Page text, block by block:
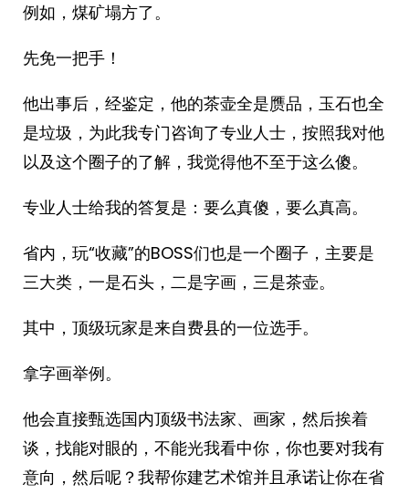
例如，煤矿塌方了。
先免一把手！
他出事后，经鉴定，他的茶壶全是赝品，玉石也全
是垃圾，为此我专门咨询了专业人士，按照我对他
以及这个圈子的了解，我觉得他不至于这么傻。
专业人士给我的答复是：要么真傻，要么真高。
省内，玩“收藏”的BOSS们也是一个圈子，主要是
三大类，一是石头，二是字画，三是茶壶。
其中，顶级玩家是来自费县的一位选手。
拿字画举例。
他会直接甄选国内顶级书法家、画家，然后挨着
谈，找能对眼的，不能光我看中你，你也要对我有
意向，然后呢？我帮你建艺术馆并且承诺让你在省